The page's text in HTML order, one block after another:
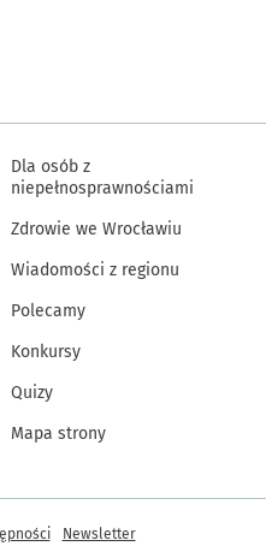
Dla osób z
niepełnosprawnościami
Zdrowie we Wrocławiu
Wiadomości z regionu
Polecamy
Konkursy
Quizy
Mapa strony
Newsletter